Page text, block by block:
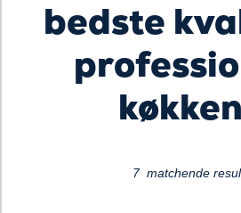
bedste
7 matchende